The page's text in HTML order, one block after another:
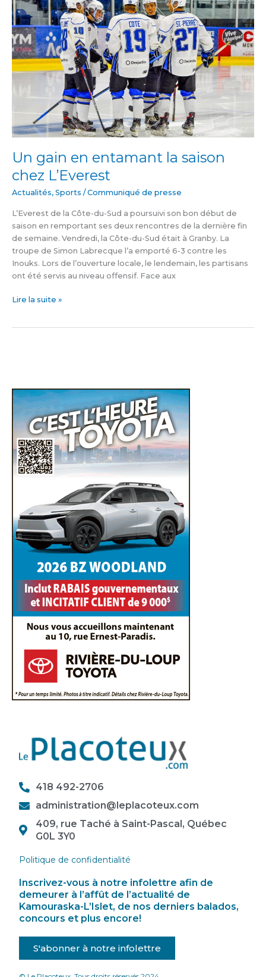
Un gain en entamant la saison
chez L’Everest
Actualités, Sports /Communiqué de presse
L’Everest de la Côte-du-Sud a poursuivi son bon début de
saison en remportant ses deux rencontres de la dernière fin
de semaine. Vendredi, la Côte-du-Sud était à Granby. La
troupe de Simon Labrecque l’a emporté 6-3 contre les
Inouks. Lors de l’ouverture locale, le lendemain, les partisans
ont été servis au niveau offensif. Face aux
gain
en
entamant
la
saison
chez
L’Everest
Lire la suite »
418 492-2706
administration@leplacoteux.com
409, rue Taché à Saint-Pascal, Québec
G0L 3Y0
Politique de confidentialité
Inscrivez-vous à notre infolettre afin de
demeurer à l’affût de l’actualité de
Kamouraska-L’Islet, de nos derniers balados,
concours et plus encore!
S'abonner à notre infolettre